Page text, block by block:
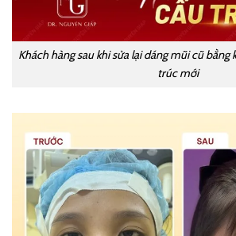
Khách hàng sau khi sửa lại dáng mũi cũ
trúc mới